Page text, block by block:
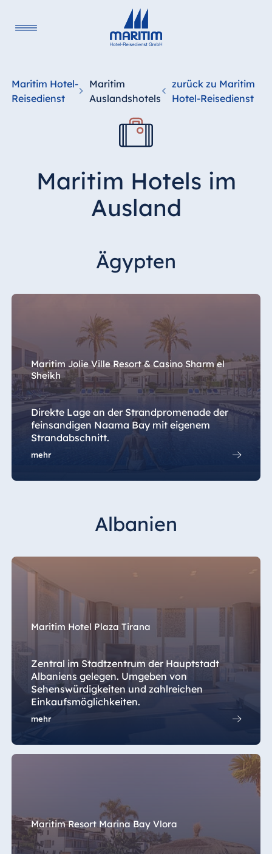
Maritim Hotel-
Reisedienst
Maritim
Auslandshotels
zurück zu Maritim
Hotel-Reisedienst
Maritim Hotels im
Ausland
Ägypten
Maritim Jolie Ville Resort & Casino Sharm el
Sheikh
Direkte Lage an der Strandpromenade der
feinsandigen Naama Bay mit eigenem
Strandabschnitt.
mehr
Albanien
Maritim Hotel Plaza Tirana
Zentral im Stadtzentrum der Hauptstadt
Albaniens gelegen. Umgeben von
Sehenswürdigkeiten und zahlreichen
Einkaufsmöglichkeiten.
mehr
Maritim Resort Marina Bay Vlora